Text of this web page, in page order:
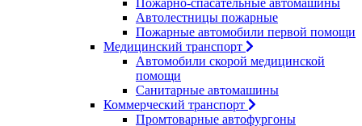
Пожарно-спасательные автомашины
Автолестницы пожарные
Пожарные автомобили первой помощи
Медицинский транспорт
Автомобили скорой медицинской
помощи
Санитарные автомашины
Коммерческий транспорт
Промтоварные автофургоны